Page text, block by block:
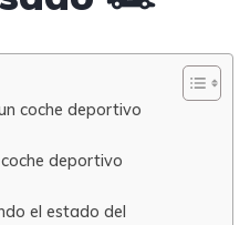
coche deportivo
deportivo
el estado del